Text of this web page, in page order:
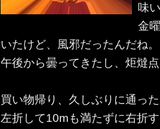
味
金
いたけど、風邪だったんだね。
午後から曇ってきたし、炬燵
買い物帰り、久しぶりに通っ
左折して10mも満たずに右折